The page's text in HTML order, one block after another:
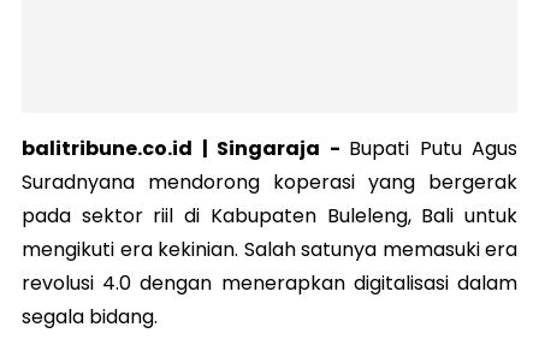
balitribune.co.id | Singaraja - Bupati Putu Agus
Suradnyana mendorong koperasi yang bergerak
pada sektor riil di Kabupaten Buleleng, Bali untuk
mengikuti era kekinian. Salah satunya memasuki era
revolusi 4.0 dengan menerapkan digitalisasi dalam
segala bidang.